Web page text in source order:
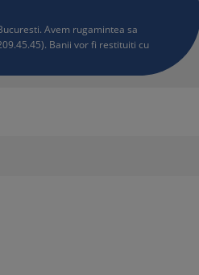
Avem rugamintea sa
Banii vor fi restituiti cu